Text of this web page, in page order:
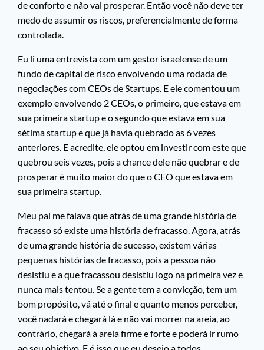
de conforto e não vai prosperar. Então você não deve ter
medo de assumir os riscos, preferencialmente de forma
controlada.
Eu li uma entrevista com um gestor israelense de um
fundo de capital de risco envolvendo uma rodada de
negociações com CEOs de Startups. E ele comentou um
exemplo envolvendo 2 CEOs, o primeiro, que estava em
sua primeira startup e o segundo que estava em sua
sétima startup e que já havia quebrado as 6 vezes
anteriores. E acredite, ele optou em investir com este que
quebrou seis vezes, pois a chance dele não quebrar e de
prosperar é muito maior do que o CEO que estava em
sua primeira startup.
Meu pai me falava que atrás de uma grande história de
fracasso só existe uma história de fracasso. Agora, atrás
de uma grande história de sucesso, existem várias
pequenas histórias de fracasso, pois a pessoa não
desistiu e a que fracassou desistiu logo na primeira vez e
nunca mais tentou. Se a gente tem a convicção, tem um
bom propósito, vá até o final e quanto menos perceber,
você nadará e chegará lá e não vai morrer na areia, ao
contrário, chegará à areia firme e forte e poderá ir rumo